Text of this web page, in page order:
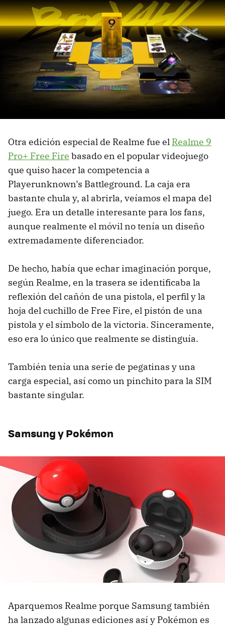
Otra edición especial de Realme fue el Realme 9
Pro+ Free Fire basado en el popular videojuego
que quiso hacer la competencia a
Playerunknown’s Battleground. La caja era
bastante chula y, al abrirla, veíamos el mapa del
juego. Era un detalle interesante para los fans,
aunque realmente el móvil no tenía un diseño
extremadamente diferenciador.
De hecho, había que echar imaginación porque,
según Realme, en la trasera se identificaba la
reflexión del cañón de una pistola, el perfil y la
hoja del cuchillo de Free Fire, el pistón de una
pistola y el símbolo de la victoria. Sinceramente,
eso era lo único que realmente se distinguía.
También tenía una serie de pegatinas y una
carga especial, así como un pinchito para la SIM
bastante singular.
Samsung y Pokémon
Aparquemos Realme porque Samsung también
ha lanzado algunas ediciones así y Pokémon es